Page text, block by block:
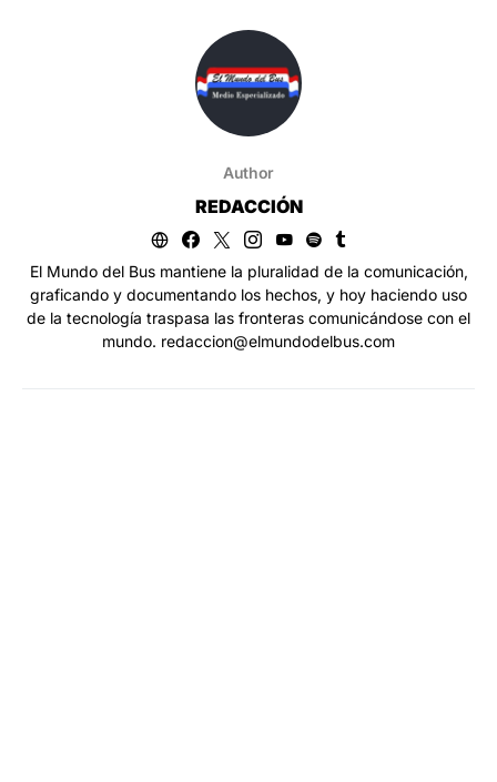
Author
REDACCIÓN
El Mundo del Bus mantiene la pluralidad de la comunicación,
graficando y documentando los hechos, y hoy haciendo uso
de la tecnología traspasa las fronteras comunicándose con el
mundo. redaccion@elmundodelbus.com